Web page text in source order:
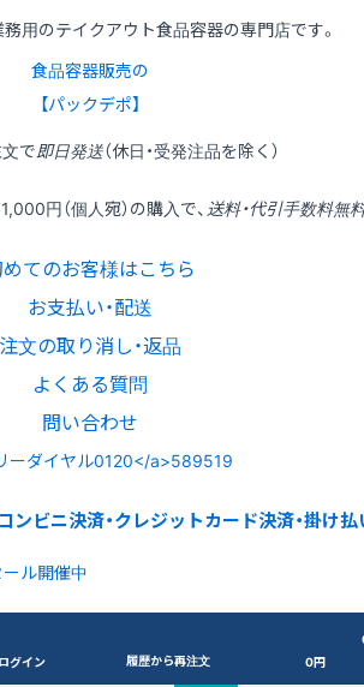
用のテイクアウト食品容器の専門店です。
食品容器販売の
【パックデポ】
で即日発送（休日・受発注品を除く）
円（個人宛）の購入で、 送料・代引手数料無
てのお客様はこちら
お支払い・配送
注文の取り消し・返品
よくある質問
問い合わせ
ル開催中
ログイン 履歴から再注文
0円